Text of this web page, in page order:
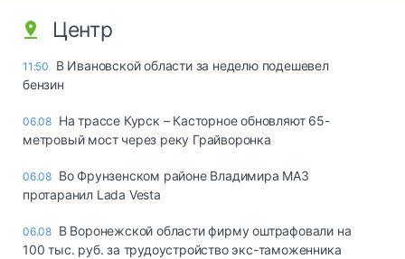
Центр
11:50
В Ивановской области за неделю подешевел
бензин
06.08 На трассе Курск – Касторное обновляют 65-
метровый мост через реку Грайворонка
06.08 Во Фрунзенском районе Владимира МАЗ
протаранил Lada Vesta
06.08 В Воронежской области фирму оштрафовали на
100 тыс. руб. за трудоустройство экс-таможенника